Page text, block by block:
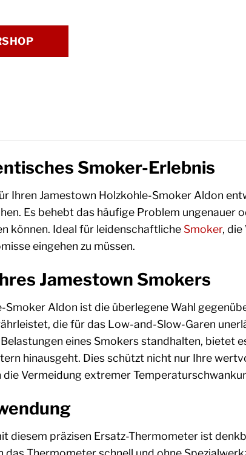
Smoker-Erlebnis
Ihren Jamestown Holzkohle-Smoker Aldon
Es behebt das häufige Problem ungenauer
können. Ideal für leidenschaftliche Smoker, die
eingehen zu müssen.
Jamestown Smokers
Aldon ist die überlegene Wahl
die für das Low-and-Slow-Garen
eines Smokers standhalten, bietet
hinausgeht. Dies schützt nicht nur Ihre
Vermeidung extremer
diesem präzisen Ersatz-Thermometer ist